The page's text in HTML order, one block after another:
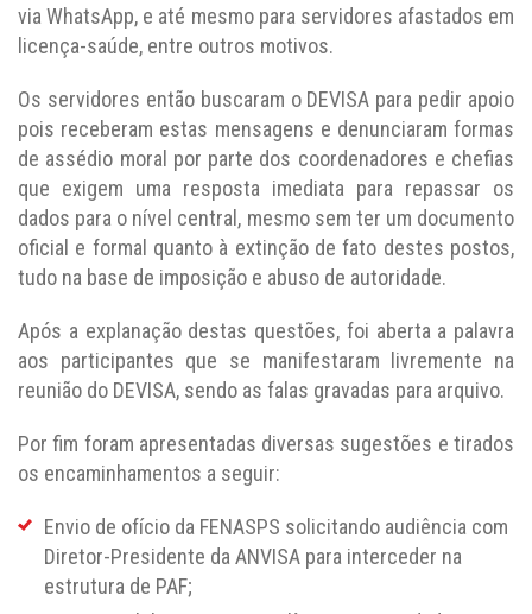
via WhatsApp, e até mesmo para servidores afastados em
licença-saúde, entre outros motivos.
Os servidores então buscaram o DEVISA para pedir apoio
pois receberam estas mensagens e denunciaram formas
de assédio moral por parte dos coordenadores e chefias
que exigem uma resposta imediata para repassar os
dados para o nível central, mesmo sem ter um documento
oficial e formal quanto à extinção de fato destes postos,
tudo na base de imposição e abuso de autoridade.
Após a explanação destas questões, foi aberta a palavra
aos participantes que se manifestaram livremente na
reunião do DEVISA, sendo as falas gravadas para arquivo.
Por fim foram apresentadas diversas sugestões e tirados
os encaminhamentos a seguir:
Envio de ofício da FENASPS solicitando audiência com
Diretor-Presidente da ANVISA para interceder na
estrutura de PAF;